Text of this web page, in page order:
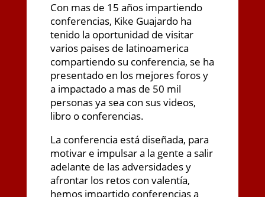
Con mas de 15 años impartiendo
conferencias, Kike Guajardo ha
tenido la oportunidad de visitar
varios paises de latinoamerica
compartiendo su conferencia, se ha
presentado en los mejores foros y
a impactado a mas de 50 mil
personas ya sea con sus videos,
libro o conferencias.
La conferencia está diseñada, para
motivar e impulsar a la gente a salir
adelante de las adversidades y
afrontar los retos con valentía,
hemos impartido conferencias a